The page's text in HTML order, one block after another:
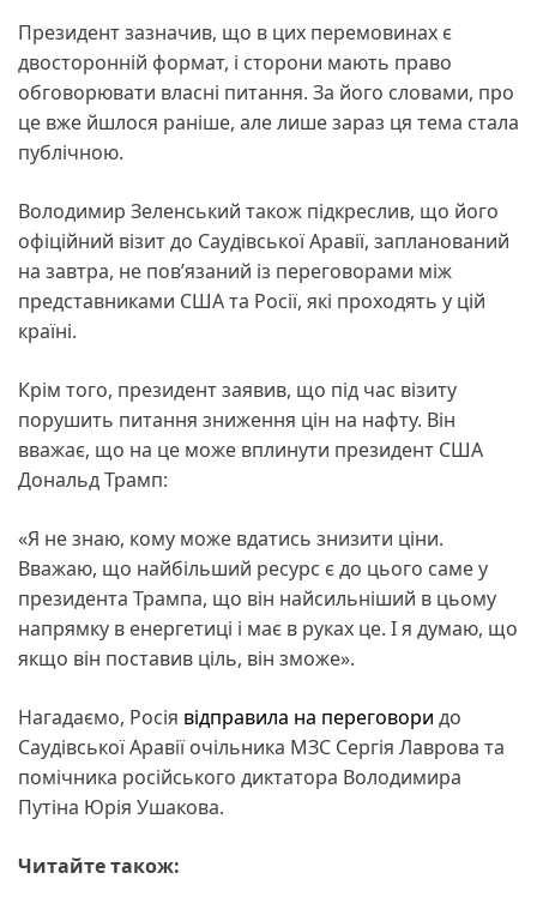
Президент зазначив, що в цих перемовинах є
двосторонній формат, і сторони мають право
обговорювати власні питання. За його словами, про
це вже йшлося раніше, але лише зараз ця тема стала
публічною.
Володимир Зеленський також підкреслив, що його
офіційний візит до Саудівської Аравії, запланований
на завтра, не пов’язаний із переговорами між
представниками США та Росії, які проходять у цій
країні.
Крім того, президент заявив, що під час візиту
порушить питання зниження цін на нафту. Він
вважає, що на це може вплинути президент США
Дональд Трамп:
«Я не знаю, кому може вдатись знизити ціни.
Вважаю, що найбільший ресурс є до цього саме у
президента Трампа, що він найсильніший в цьому
напрямку в енергетиці і має в руках це. І я думаю, що
якщо він поставив ціль, він зможе».
Нагадаємо, Росія відправила на переговори до
Саудівської Аравії очільника МЗС Сергія Лаврова та
помічника російського диктатора Володимира
Путіна Юрія Ушакова.
Читайте також: